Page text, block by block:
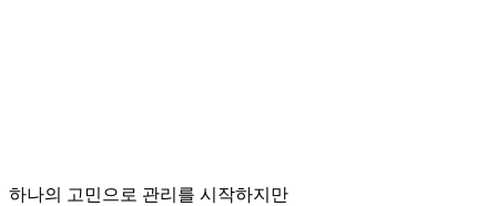
하나의 고민으로 관리를 시작하지만